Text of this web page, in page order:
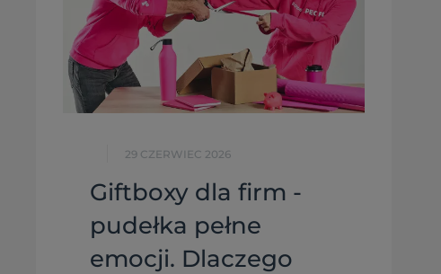
29 CZERWIEC 2026
Giftboxy dla firm -
pudełka pełne
emocji. Dlaczego